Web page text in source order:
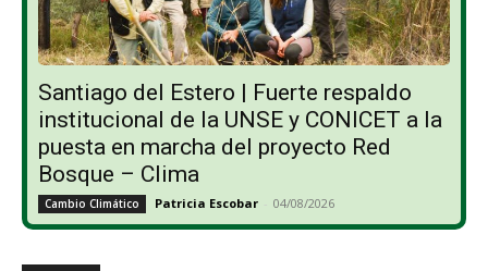
Santiago del Estero | Fuerte respaldo
institucional de la UNSE y CONICET a la
puesta en marcha del proyecto Red
Bosque – Clima
Cambio Climático Patricia Escobar - 04/08/2026